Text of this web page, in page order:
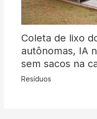
Coleta de lixo
autônomas, IA
sem sacos na
Resíduos